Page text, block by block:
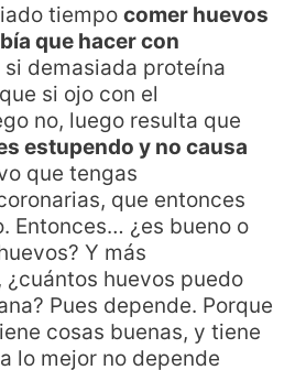
tiempo comer huevos
que hacer con
si demasiada proteína
si ojo con el
no, luego resulta que
estupendo y no causa
que tengas
que entonces
Entonces… ¿es bueno o
Y más
huevos puedo
Pues depende. Porque
cosas buenas, y tiene
lo mejor no depende